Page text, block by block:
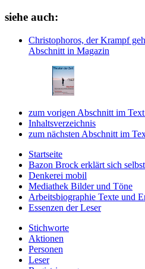
siehe auch:
Christophoros, der Krampf
Abschnitt in Magazin
zum vorigen Abschnitt im
Inhaltsverzeichnis
zum nächsten Abschnitt im
Startseite
Bazon Brock erklärt sich selbst
Denkerei mobil
Mediathek Bilder und Töne
Arbeitsbiographie Texte und
Essenzen der Leser
Stichworte
Aktionen
Personen
Leser